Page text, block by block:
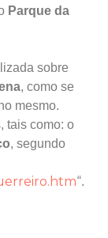
Parque da
sobre
, como se
mesmo.
tais como: o
, segundo
“.